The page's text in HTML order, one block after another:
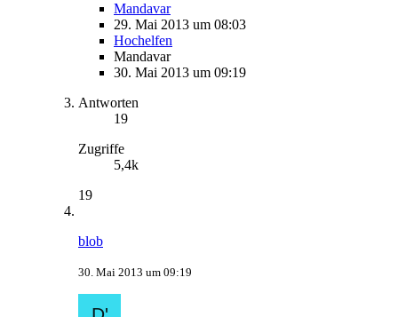
Mandavar
29. Mai 2013 um 08:03
Hochelfen
Mandavar
30. Mai 2013 um 09:19
Antworten
19
Zugriffe
5,4k
19
blob
30. Mai 2013 um 09:19